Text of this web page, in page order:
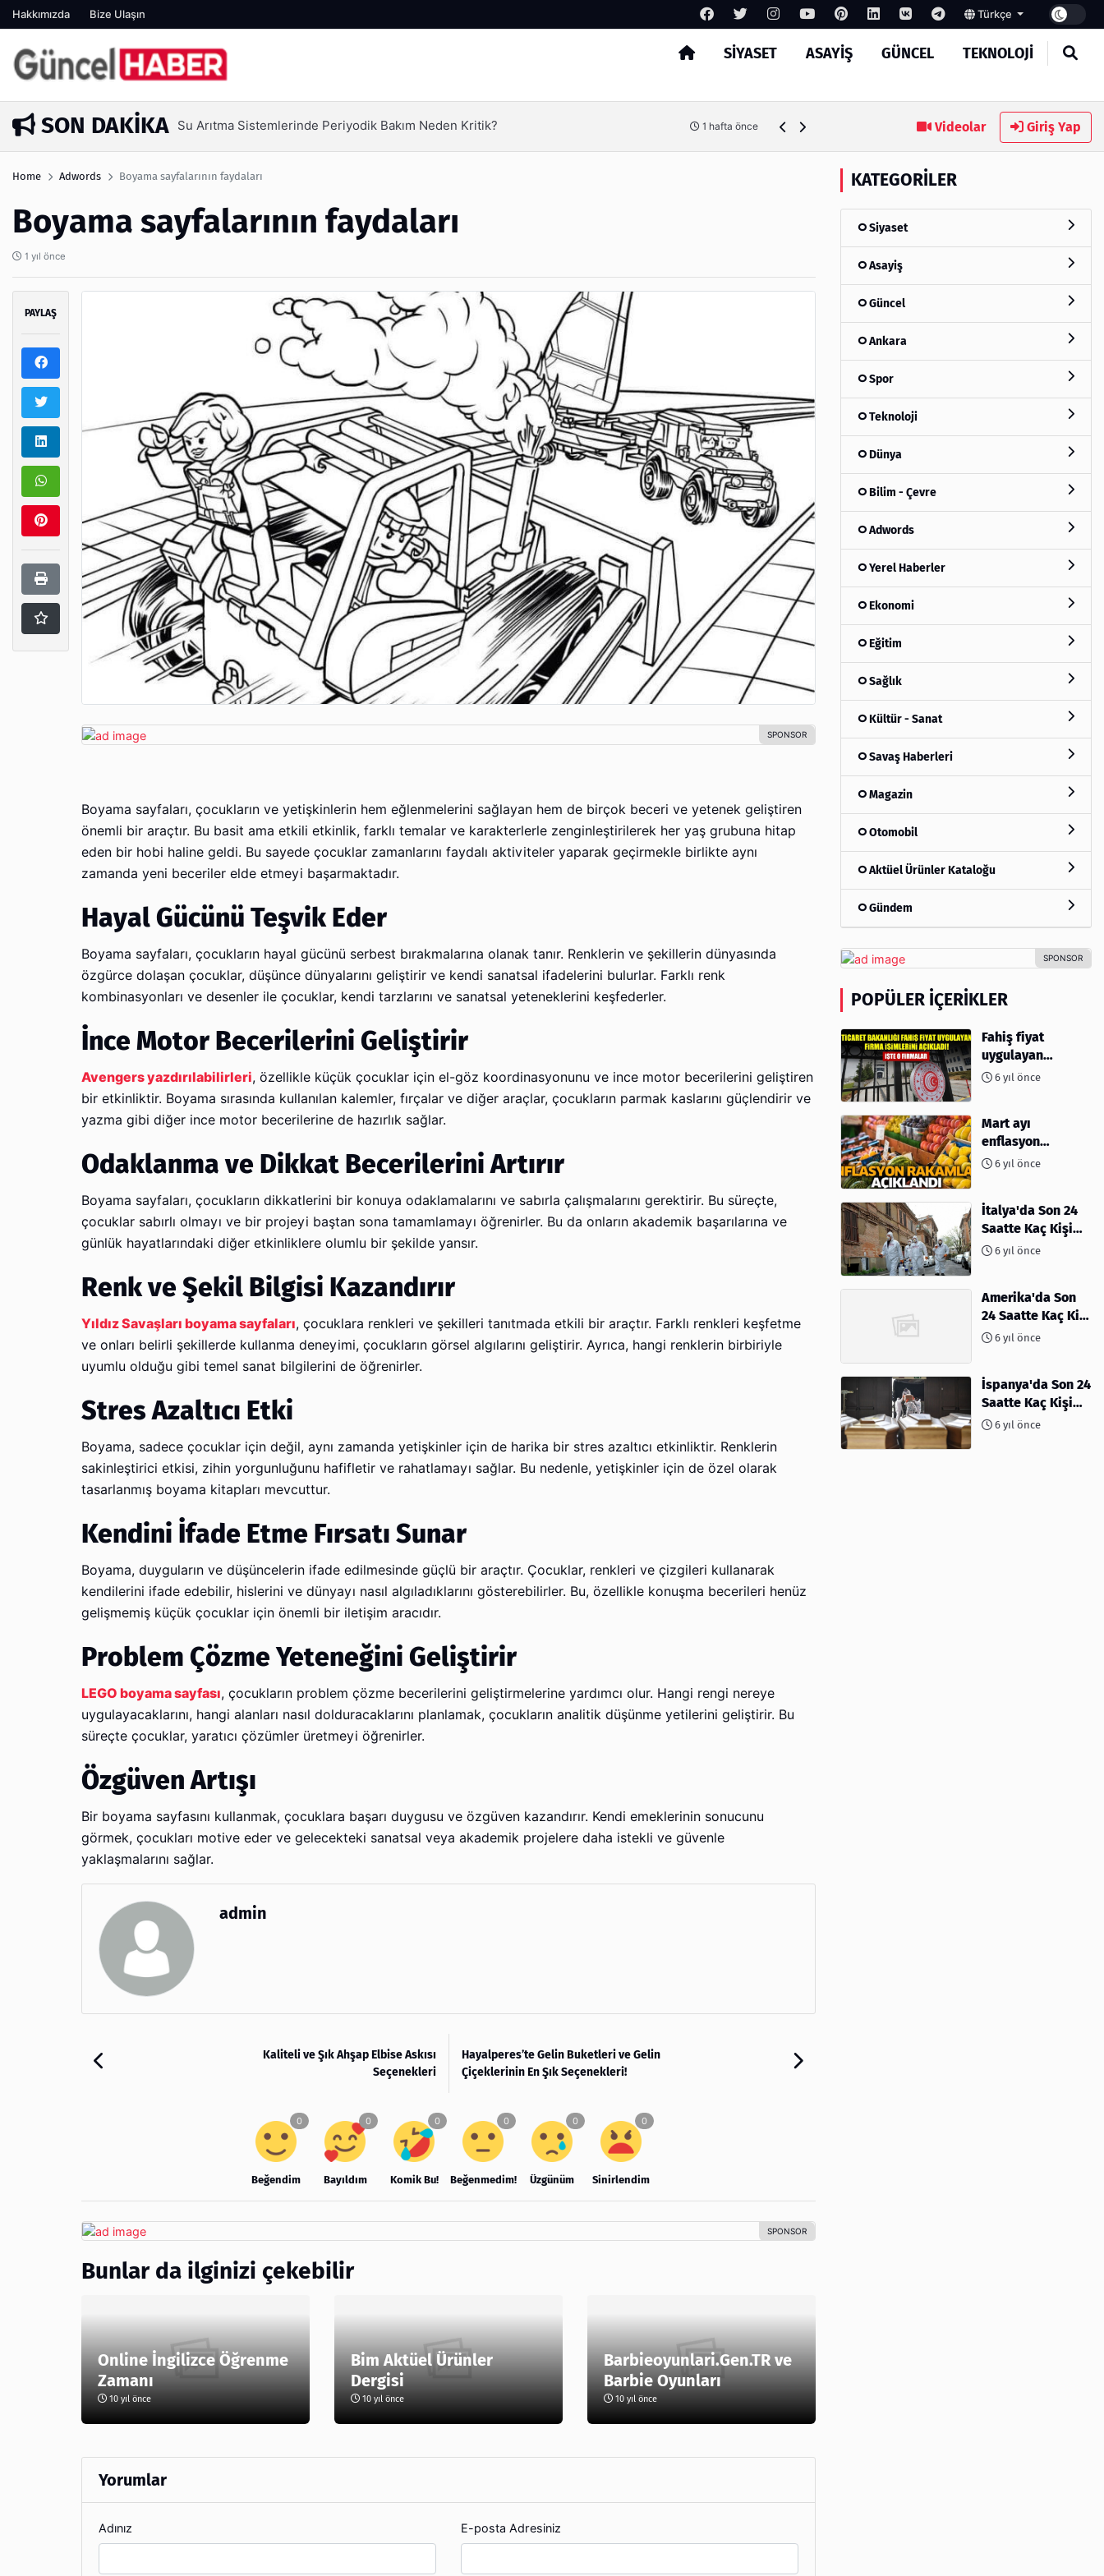
Hakkımızda Bize Ulaşın Türkçe
SIYASET ASAYIŞ GÜNCEL TEKNOLOJI
Arama
SON DAKIKA
5 gün önce Su Arıtma Sistemlerinde Periyodik Bakım Neden Kritik? 1 hafta önce Ambalaj Süreçlerinde Yeni Nesil Verimliliği Olimpack ile
Videolar Giriş Yap
Home Adwords Boyama sayfalarının faydaları
Boyama sayfalarının faydaları
1 yıl önce
PAYLAŞ
Boyama sayfaları, çocukların ve yetişkinlerin hem eğlenmelerini sağlayan hem de birçok beceri ve yetenek geliştiren
önemli bir araçtır. Bu basit ama etkili etkinlik, farklı temalar ve karakterlerle zenginleştirilerek her yaş grubuna hitap
eden bir hobi haline geldi. Bu sayede çocuklar zamanlarını faydalı aktiviteler yaparak geçirmekle birlikte aynı
zamanda yeni beceriler elde etmeyi başarmaktadır.
Hayal Gücünü Teşvik Eder
Boyama sayfaları, çocukların hayal gücünü serbest bırakmalarına olanak tanır. Renklerin ve şekillerin dünyasında
özgürce dolaşan çocuklar, düşünce dünyalarını geliştirir ve kendi sanatsal ifadelerini bulurlar. Farklı renk
kombinasyonları ve desenler ile çocuklar, kendi tarzlarını ve sanatsal yeteneklerini keşfederler.
İnce Motor Becerilerini Geliştirir
Avengers yazdırılabilirleri, özellikle küçük çocuklar için el-göz koordinasyonunu ve ince motor becerilerini geliştiren
bir etkinliktir. Boyama sırasında kullanılan kalemler, fırçalar ve diğer araçlar, çocukların parmak kaslarını güçlendirir ve
yazma gibi diğer ince motor becerilerine de hazırlık sağlar.
Odaklanma ve Dikkat Becerilerini Artırır
Boyama sayfaları, çocukların dikkatlerini bir konuya odaklamalarını ve sabırla çalışmalarını gerektirir. Bu süreçte,
çocuklar sabırlı olmayı ve bir projeyi baştan sona tamamlamayı öğrenirler. Bu da onların akademik başarılarına ve
günlük hayatlarındaki diğer etkinliklere olumlu bir şekilde yansır.
Renk ve Şekil Bilgisi Kazandırır
Yıldız Savaşları boyama sayfaları, çocuklara renkleri ve şekilleri tanıtmada etkili bir araçtır. Farklı renkleri keşfetme
ve onları belirli şekillerde kullanma deneyimi, çocukların görsel algılarını geliştirir. Ayrıca, hangi renklerin birbiriyle
uyumlu olduğu gibi temel sanat bilgilerini de öğrenirler.
Stres Azaltıcı Etki
Boyama, sadece çocuklar için değil, aynı zamanda yetişkinler için de harika bir stres azaltıcı etkinliktir. Renklerin
sakinleştirici etkisi, zihin yorgunluğunu hafifletir ve rahatlamayı sağlar. Bu nedenle, yetişkinler için de özel olarak
tasarlanmış boyama kitapları mevcuttur.
Kendini İfade Etme Fırsatı Sunar
Boyama, duyguların ve düşüncelerin ifade edilmesinde güçlü bir araçtır. Çocuklar, renkleri ve çizgileri kullanarak
kendilerini ifade edebilir, hislerini ve dünyayı nasıl algıladıklarını gösterebilirler. Bu, özellikle konuşma becerileri henüz
gelişmemiş küçük çocuklar için önemli bir iletişim aracıdır.
Problem Çözme Yeteneğini Geliştirir
LEGO boyama sayfası, çocukların problem çözme becerilerini geliştirmelerine yardımcı olur. Hangi rengi nereye
uygulayacaklarını, hangi alanları nasıl dolduracaklarını planlamak, çocukların analitik düşünme yetilerini geliştirir. Bu
süreçte çocuklar, yaratıcı çözümler üretmeyi öğrenirler.
Özgüven Artışı
Bir boyama sayfasını kullanmak, çocuklara başarı duygusu ve özgüven kazandırır. Kendi emeklerinin sonucunu
görmek, çocukları motive eder ve gelecekteki sanatsal veya akademik projelere daha istekli ve güvenle
yaklaşmalarını sağlar.
admin
Kaliteli ve Şık Ahşap Elbise Askısı
Seçenekleri
Hayalperes’te Gelin Buketleri ve Gelin
Çiçeklerinin En Şık Seçenekleri!
Beğendim Bayıldım Komik Bu! Beğenmedim! Üzgünüm Sinirlendim
Bunlar da ilginizi çekebilir
Online İngilizce Öğrenme
Zamanı
10 yıl önce
Bim Aktüel Ürünler
Dergisi
10 yıl önce
Barbieoyunlari.Gen.TR ve
Barbie Oyunları
10 yıl önce
Yorumlar
Adınız E-posta Adresiniz
KATEGORILER
Siyaset
Asayiş
Güncel
Ankara
Spor
Teknoloji
Dünya
Bilim - Çevre
Adwords
Yerel Haberler
Ekonomi
Eğitim
Sağlık
Kültür - Sanat
Savaş Haberleri
Magazin
Otomobil
Aktüel Ürünler Kataloğu
Gündem
POPÜLER İÇERIKLER
Fahiş fiyat
uygulayan
firmalar açıklandı
6 yıl önce
Mart ayı
enflasyon
rakamları
6 yıl önce
İtalya'da Son 24
Saatte Kaç Kişi
Öldü6 yıl önce
Amerika'da Son
24 Saatte Kaç Kişi
Öldü - 06 Nisan
6 yıl önce
İspanya'da Son 24
Saatte Kaç Kişi
Öldü6 yıl önce